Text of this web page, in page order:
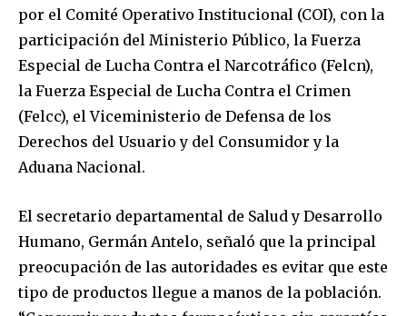
por el Comité Operativo Institucional (COI), con la
participación del Ministerio Público, la Fuerza
Especial de Lucha Contra el Narcotráfico (Felcn),
la Fuerza Especial de Lucha Contra el Crimen
(Felcc), el Viceministerio de Defensa de los
Derechos del Usuario y del Consumidor y la
Aduana Nacional.
El secretario departamental de Salud y Desarrollo
Humano, Germán Antelo, señaló que la principal
preocupación de las autoridades es evitar que este
tipo de productos llegue a manos de la población.